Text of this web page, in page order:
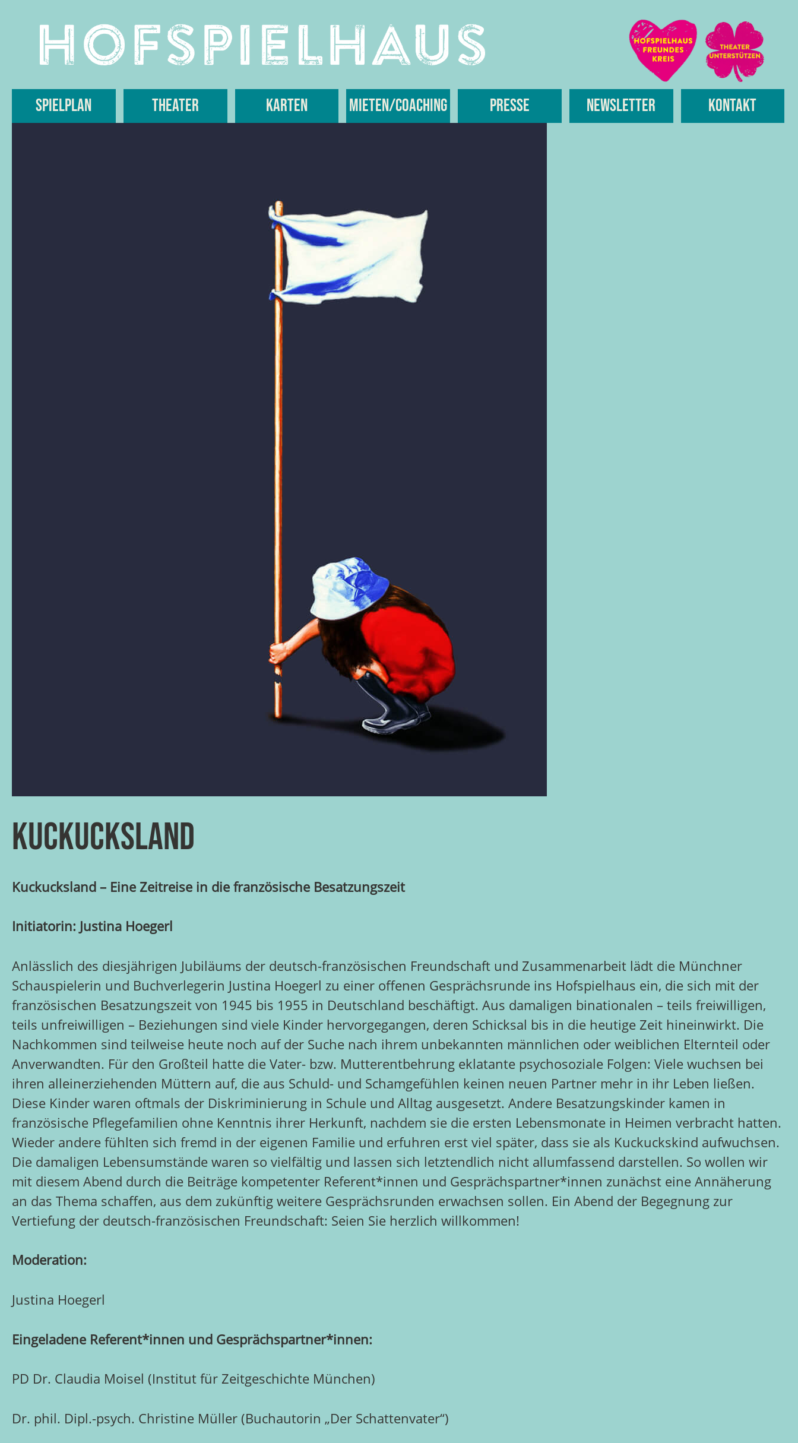
Spielplan Theater Karten Mieten/Coaching Presse Newsletter Kontakt
Kuckucksland
Kuckucksland – Eine Zeitreise in die französische Besatzungszeit
Initiatorin: Justina Hoegerl
Anlässlich des diesjährigen Jubiläums der deutsch-französischen Freundschaft und Zusammenarbeit lädt die Münchner
Schauspielerin und Buchverlegerin Justina Hoegerl zu einer offenen Gesprächsrunde ins Hofspielhaus ein, die sich mit der
französischen Besatzungszeit von 1945 bis 1955 in Deutschland beschäftigt. Aus damaligen binationalen – teils freiwilligen,
teils unfreiwilligen – Beziehungen sind viele Kinder hervorgegangen, deren Schicksal bis in die heutige Zeit hineinwirkt. Die
Nachkommen sind teilweise heute noch auf der Suche nach ihrem unbekannten männlichen oder weiblichen Elternteil oder
Anverwandten. Für den Großteil hatte die Vater- bzw. Mutterentbehrung eklatante psychosoziale Folgen: Viele wuchsen bei
ihren alleinerziehenden Müttern auf, die aus Schuld- und Schamgefühlen keinen neuen Partner mehr in ihr Leben ließen.
Diese Kinder waren oftmals der Diskriminierung in Schule und Alltag ausgesetzt. Andere Besatzungskinder kamen in
französische Pflegefamilien ohne Kenntnis ihrer Herkunft, nachdem sie die ersten Lebensmonate in Heimen verbracht hatten.
Wieder andere fühlten sich fremd in der eigenen Familie und erfuhren erst viel später, dass sie als Kuckuckskind aufwuchsen.
Die damaligen Lebensumstände waren so vielfältig und lassen sich letztendlich nicht allumfassend darstellen. So wollen wir
mit diesem Abend durch die Beiträge kompetenter Referent*innen und Gesprächspartner*innen zunächst eine Annäherung
an das Thema schaffen, aus dem zukünftig weitere Gesprächsrunden erwachsen sollen. Ein Abend der Begegnung zur
Vertiefung der deutsch-französischen Freundschaft: Seien Sie herzlich willkommen!
Moderation:
Justina Hoegerl
Eingeladene Referent*innen und Gesprächspartner*innen:
PD Dr. Claudia Moisel (Institut für Zeitgeschichte München)
Dr. phil. Dipl.-psych. Christine Müller (Buchautorin „Der Schattenvater“)